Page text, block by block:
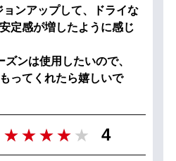
ンアップして、ドライな
定感が増したように感じ
ンは使用したいので、
ってくれたら嬉しいで
4